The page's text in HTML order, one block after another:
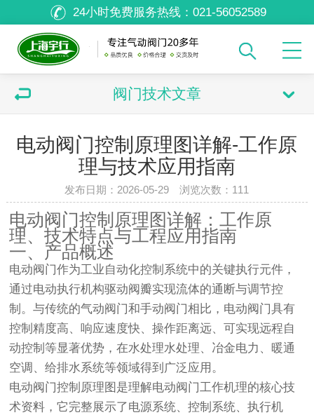
24小时免费服务热线： 021-56052589
阀门技术文章
电动阀门控制原理图详解-工作原
理与技术应用指南
发布日期：2026-05-29 浏览次数： 111
电动阀门控制原理图详解：工作原
理、技术特点与工程应用指南
一、产品概述
电动阀门作为工业自动化控制系统中的关键执行元件，
通过电动执行机构驱动阀瓣实现流体的通断与调节控
制。与传统的气动阀门和手动阀门相比，电动阀门具有
控制精度高、响应速度快、操作距离远、可实现远程自
动控制等显著优势，在水处理水处理、冶金电力、暖通
空调、给排水系统等领域得到广泛应用。
电动阀门控制原理图是理解电动阀门工作机理的核心技
术资料，它完整展示了电源系统、控制系统、执行机